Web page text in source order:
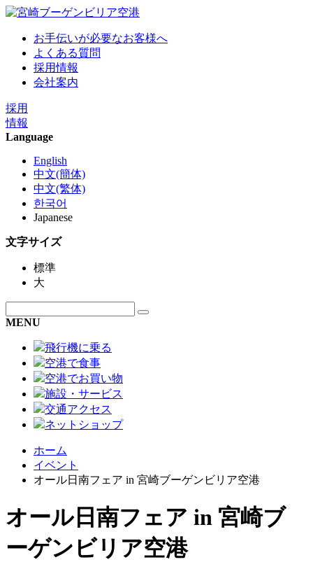
お手伝いが必要なお客様へ
よくある質問
採用情報
会社案内
採用
情報
Language
English
中文(簡体)
中文(繁体)
한국어
Japanese
文字サイズ
標準
大
MENU
飛行機に乗る
空港で食事
空港でお買い物
施設・サービス
交通アクセス
ネットショップ
ホーム
イベント
オール日南フェア in 宮崎ブーゲンビリア空港
オール日南フェア in 宮崎ブ
ーゲンビリア空港